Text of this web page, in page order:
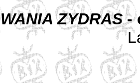
WANIA ZYDRAS-